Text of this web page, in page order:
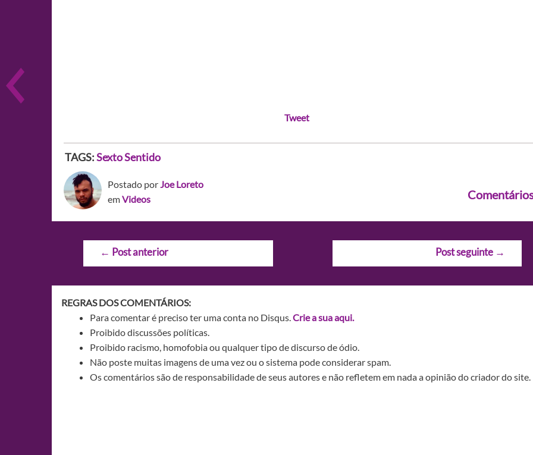
Tweet
TAGS:Sexto Sentido
Postado porJoe Loreto
emVideos
Navegação
← Post anterior Post seguinte →
REGRAS DOS COMENTÁRIOS:
Para comentar é preciso ter uma conta no Disqus.Crie a sua aqui.
Proibido discussões políticas.
Proibido racismo, homofobia ou qualquer tipo de discurso de ódio.
Não poste muitas imagens de uma vez ou o sistema pode considerar spam.
Os comentários são de responsabilidade de seus autores e não refletem em nada a opinião do criador do site.